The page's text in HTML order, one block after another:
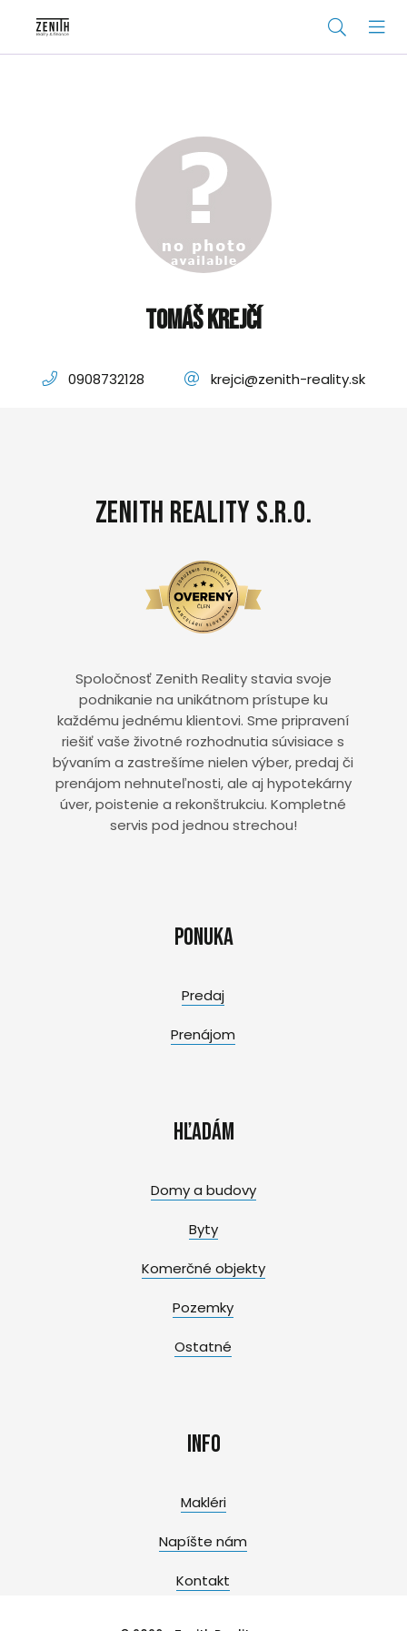
Tomáš Krejčí
0908732128 krejci@zenith-reality.sk
Zenith Reality s.r.o.
Spoločnosť Zenith Reality stavia svoje
podnikanie na unikátnom prístupe ku
každému jednému klientovi. Sme pripravení
riešiť vaše životné rozhodnutia súvisiace s
bývaním a zastrešíme nielen výber, predaj či
prenájom nehnuteľnosti, ale aj hypotekárny
úver, poistenie a rekonštrukciu. Kompletné
servis pod jednou strechou!
Ponuka
Predaj
Prenájom
Hľadám
Domy a budovy
Byty
Komerčné objekty
Pozemky
Ostatné
Info
Makléri
Napíšte nám
Kontakt